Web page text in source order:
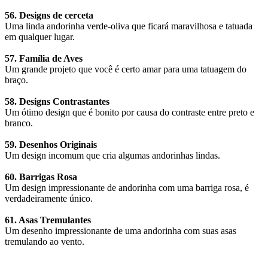
56. Designs de cerceta
Uma linda andorinha verde-oliva que ficará maravilhosa e tatuada
em qualquer lugar.
57. Família de Aves
Um grande projeto que você é certo amar para uma tatuagem do
braço.
58. Designs Contrastantes
Um ótimo design que é bonito por causa do contraste entre preto e
branco.
59. Desenhos Originais
Um design incomum que cria algumas andorinhas lindas.
60. Barrigas Rosa
Um design impressionante de andorinha com uma barriga rosa, é
verdadeiramente único.
61. Asas Tremulantes
Um desenho impressionante de uma andorinha com suas asas
tremulando ao vento.